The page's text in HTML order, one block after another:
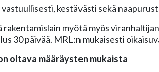
kestävästi sekä
rakentamislain myötä myös
30 päivää. MRL:n mukaisesti
oltava määräysten mukaista